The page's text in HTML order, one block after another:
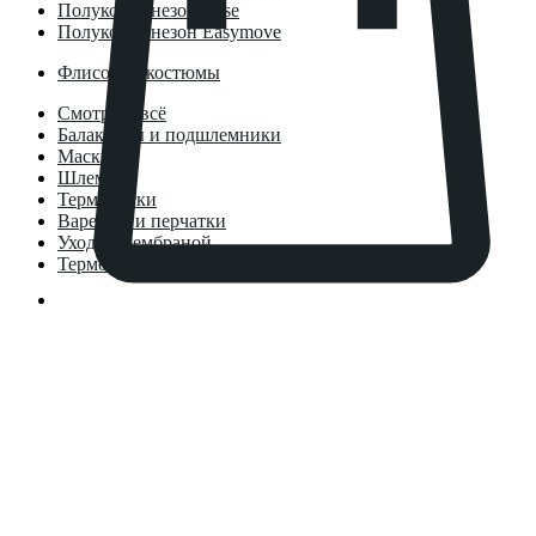
Полукомбинезон Base
Полукомбинезон Easymove
Флисовые костюмы
Смотреть всё
Балаклавы и подшлемники
Маски
Шлемы
Термоноски
Варежки и перчатки
Уход за мембраной
Термосы